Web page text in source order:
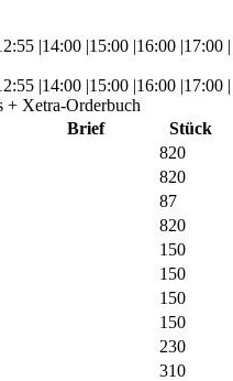
|14:00 |15:00 |16:00 |17:00 |
|14:00 |15:00 |16:00 |17:00 |
Xetra-Orderbuch
Brief
Stück
820
820
87
820
150
150
150
150
230
310